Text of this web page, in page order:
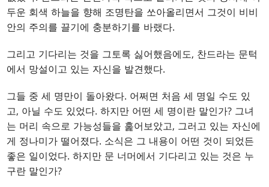
두운 회색 하늘을 향해 조명탄을 쏘아올리면서 그것이 비비
안의 주의를 끌기에 충분하기를 바랬다.
그리고 기다리는 것을 그토록 싫어했음에도, 찬드라는 문턱
에서 망설이고 있는 자신을 발견했다.
그들 중 세 명만이 돌아왔다. 어쩌면 처음 세 명일 수도 있
고, 아닐 수도 있었다. 하지만 어떤 세 명이란 말인가? 그녀
는 머리 속으로 가능성들을 훑어보았고, 그러고 있는 자신에
게 정나미가 떨어졌다. 소식은 그 내용이 어떤 것이 되었든
좋은 일이었다. 하지만 문 너머에서 기다리고 있는 것은 누
구란 말인가?